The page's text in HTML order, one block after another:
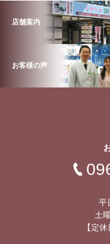
店舗案内
お客様の声
平
土
【定